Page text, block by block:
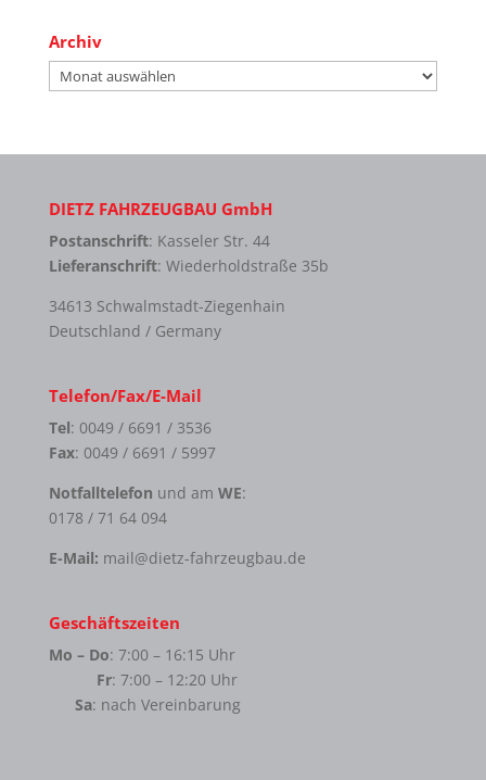
Archiv
Archiv
DIETZ FAHRZEUGBAU GmbH
Postanschrift: Kasseler Str. 44
Lieferanschrift: Wiederholdstraße 35b
34613 Schwalmstadt-Ziegenhain
Deutschland / Germany
Telefon/Fax/E-Mail
Tel: 0049 / 6691 / 3536
Fax: 0049 / 6691 / 5997
Notfalltelefon und am WE:
0178 / 71 64 094
E-Mail: mail@dietz-fahrzeugbau.de
Geschäftszeiten
Mo – Do: 7:00 – 16:15 Uhr
Fr: 7:00 – 12:20 Uhr
Sa: nach Vereinbarung